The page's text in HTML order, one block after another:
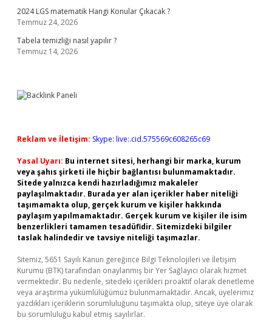
2024 LGS matematik Hangi Konular Çıkacak ?
Temmuz 24, 2026
Tabela temizliği nasıl yapılır ?
Temmuz 14, 2026
Reklam ve İletişim: Skype: live:.cid.575569c608265c69
Yasal Uyarı: Bu internet sitesi, herhangi bir marka, kurum
veya şahıs şirketi ile hiçbir bağlantısı bulunmamaktadır.
Sitede yalnızca kendi hazırladığımız makaleler
paylaşılmaktadır. Burada yer alan içerikler haber niteliği
taşımamakta olup, gerçek kurum ve kişiler hakkında
paylaşım yapılmamaktadır. Gerçek kurum ve kişiler ile isim
benzerlikleri tamamen tesadüfidir. Sitemizdeki bilgiler
taslak halindedir ve tavsiye niteliği taşımazlar.
Sitemiz, 5651 Sayılı Kanun gereğince Bilgi Teknolojileri ve İletişim
Kurumu (BTK) tarafından onaylanmış bir Yer Sağlayıcı olarak hizmet
vermektedir. Bu nedenle, sitedeki içerikleri proaktif olarak denetleme
veya araştırma yükümlülüğümüz bulunmamaktadır. Ancak, üyelerimiz
yazdıkları içeriklerin sorumluluğunu taşımakta olup, siteye üye olarak
bu sorumluluğu kabul etmiş sayılırlar.